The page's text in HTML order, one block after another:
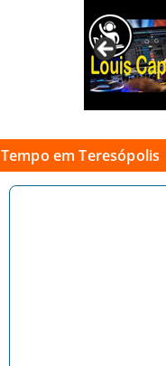
Tempo em Teresópolis